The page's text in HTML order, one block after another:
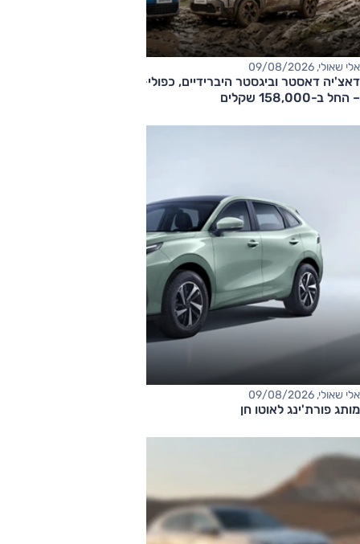
אלי שאולי, 09/08/2026
דאצ'יה דאסטר וביגסטר היברידיים, כפולי-הנעה עם תיבה אוטומטית
– החל ב-158,000 שקלים
אלי שאולי, 09/08/2026
מותג פורת'ינג לאוטו חן